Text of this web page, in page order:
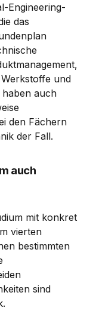
Engineering-
das
und
haben auch
den Fächern
der Fall.
auch
mit konkret
vierten
bestimmten
sind